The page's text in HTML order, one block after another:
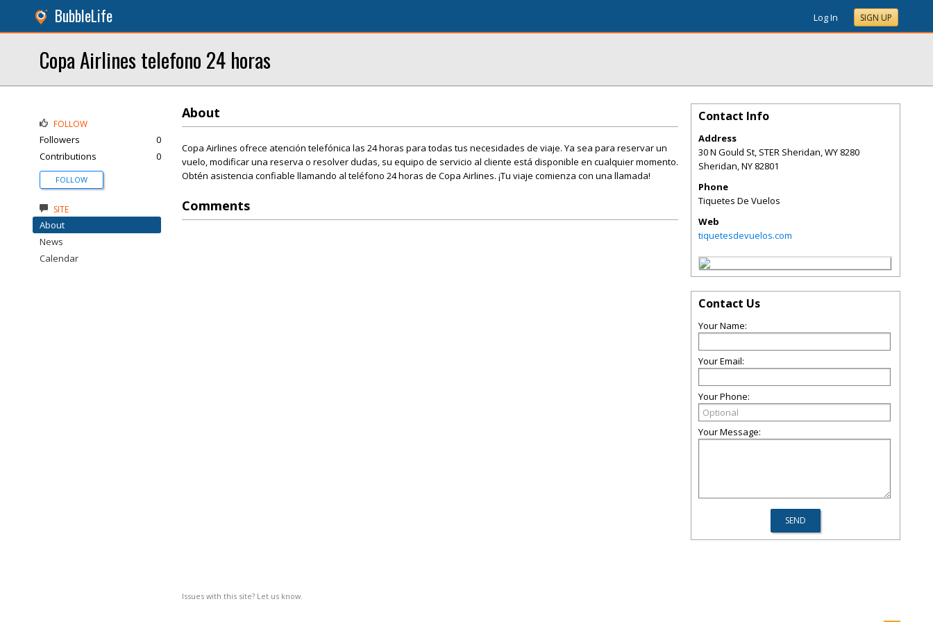
BubbleLife Log In SIGN UP
Copa Airlines telefono 24 horas
About
Copa Airlines ofrece atención telefónica las 24 horas para todas tus necesidades de viaje. Ya sea para reservar un
vuelo, modificar una reserva o resolver dudas, su equipo de servicio al cliente está disponible en cualquier momento.
Obtén asistencia confiable llamando al teléfono 24 horas de Copa Airlines. ¡Tu viaje comienza con una llamada!
Comments
Issues with this site? Let us know.
FOLLOW
Followers
0
Contributions
0
FOLLOW
SITE
About
News
Calendar
Contact Info
Address
30 N Gould St, STER Sheridan, WY 8280
Sheridan,NY 82801
Phone
Tiquetes De Vuelos
Web
tiquetesdevuelos.com
Contact Us
Your Name:
Your Email:
Your Phone:
Your Message: